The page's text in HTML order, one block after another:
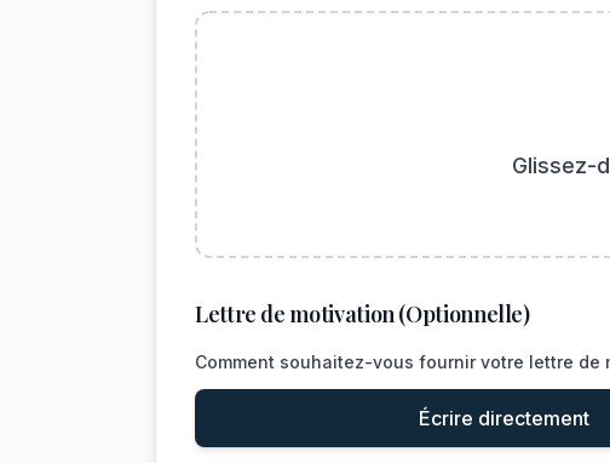
Glissez-
Lettre de motivation (Optionnelle)
Comment souhaitez-vous fournir votre lettre de
Écrire directement